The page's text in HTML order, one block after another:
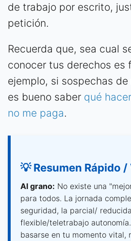
de trabajo por escrito,
petición.
Recuerda que, sea cual
conocer tus derechos es
ejemplo, si sospechas
es bueno saber qué
no me paga.
💡 Resumen Rápido
Al grano: No existe una
para todos. La jornada
seguridad, la parcial/
flexible/teletrabajo
basarse en tu momento vital,